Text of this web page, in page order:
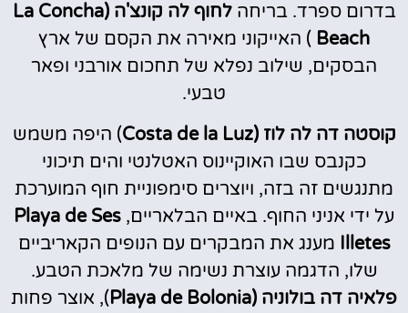
בדרום ספרד. בריחה
לחוף לה קונצ'ה (La Concha
Beach ) האייקוני מאירה את הקסם של ארץ
הבסקים, שילוב נפלא של תחכום אורבני ופאר
טבעי.
קוסטה דה לה לוז (Costa de la Luz
) היפה משמש
כקנבס שבו האוקיינוס האטלנטי והים תיכוני
מתנגשים זה בזה, ויוצרים סימפוניית חוף המוערכת
על ידי אניני החוף. באיים הבלאריים, Playa de Ses
Illetes מענג את המבקרים עם הנופים הקאריביים
שלו, הדגמה עוצרת נשימה של מלאכת הטבע.
פלאיה דה בולוניה (Playa de Bolonia
), אוצר פחות